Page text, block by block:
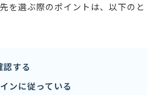
を選ぶ際のポイントは、以下のと
する
ンに従っている